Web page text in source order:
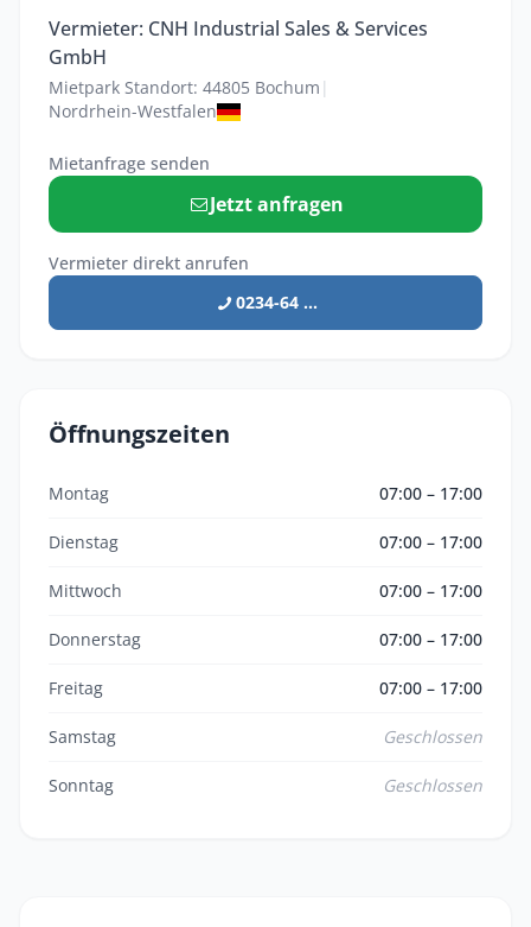
Vermieter: CNH Industrial Sales & Services
GmbH
Mietpark Standort: 44805 Bochum |
Nordrhein-Westfalen
Mietanfrage senden
Jetzt anfragen
Vermieter direkt anrufen
0234-64 ...
Öffnungszeiten
Montag 07:00 – 17:00
Dienstag 07:00 – 17:00
Mittwoch 07:00 – 17:00
Donnerstag 07:00 – 17:00
Freitag 07:00 – 17:00
Samstag Geschlossen
Sonntag Geschlossen